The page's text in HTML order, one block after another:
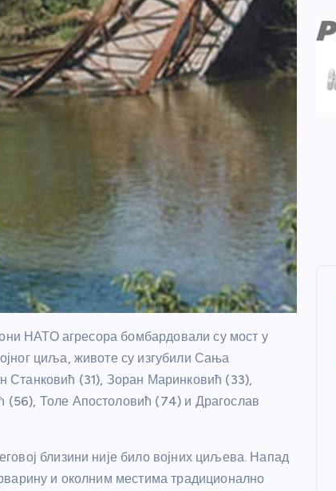
НАТО агресора бомбардовали су мост у
циља, животе су изгубили Сања
(31), Зоран Маринковић (33),
Толе Апостоловић (74) и Драгослав
близини није било војних циљева. Напад
и околним местима традиционално